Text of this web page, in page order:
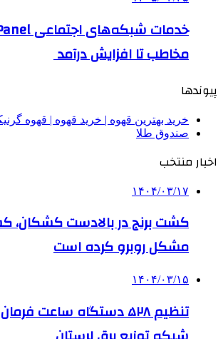
مخاطب تا افزایش درآمد
پیوندها
خرید بهترین قهوه | خرید قهوه | قهوه
صندوق طلا
اخبار منتخب
۱۴۰۴/۰۳/۱۷
کشت برنج در بالادست کشکان،
مشکل روبرو کرده است
۱۴۰۴/۰۳/۱۵
تنظیم ۵۲۸ دستگاه ساعت